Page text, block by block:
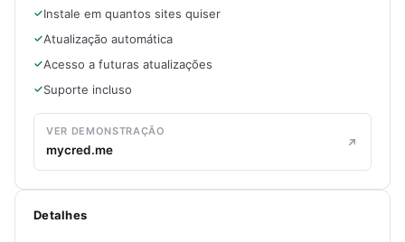
Instale em quantos sites quiser
Atualização automática
Acesso a futuras atualizações
Suporte incluso
VER DEMONSTRAÇÃO
mycred.me
Detalhes